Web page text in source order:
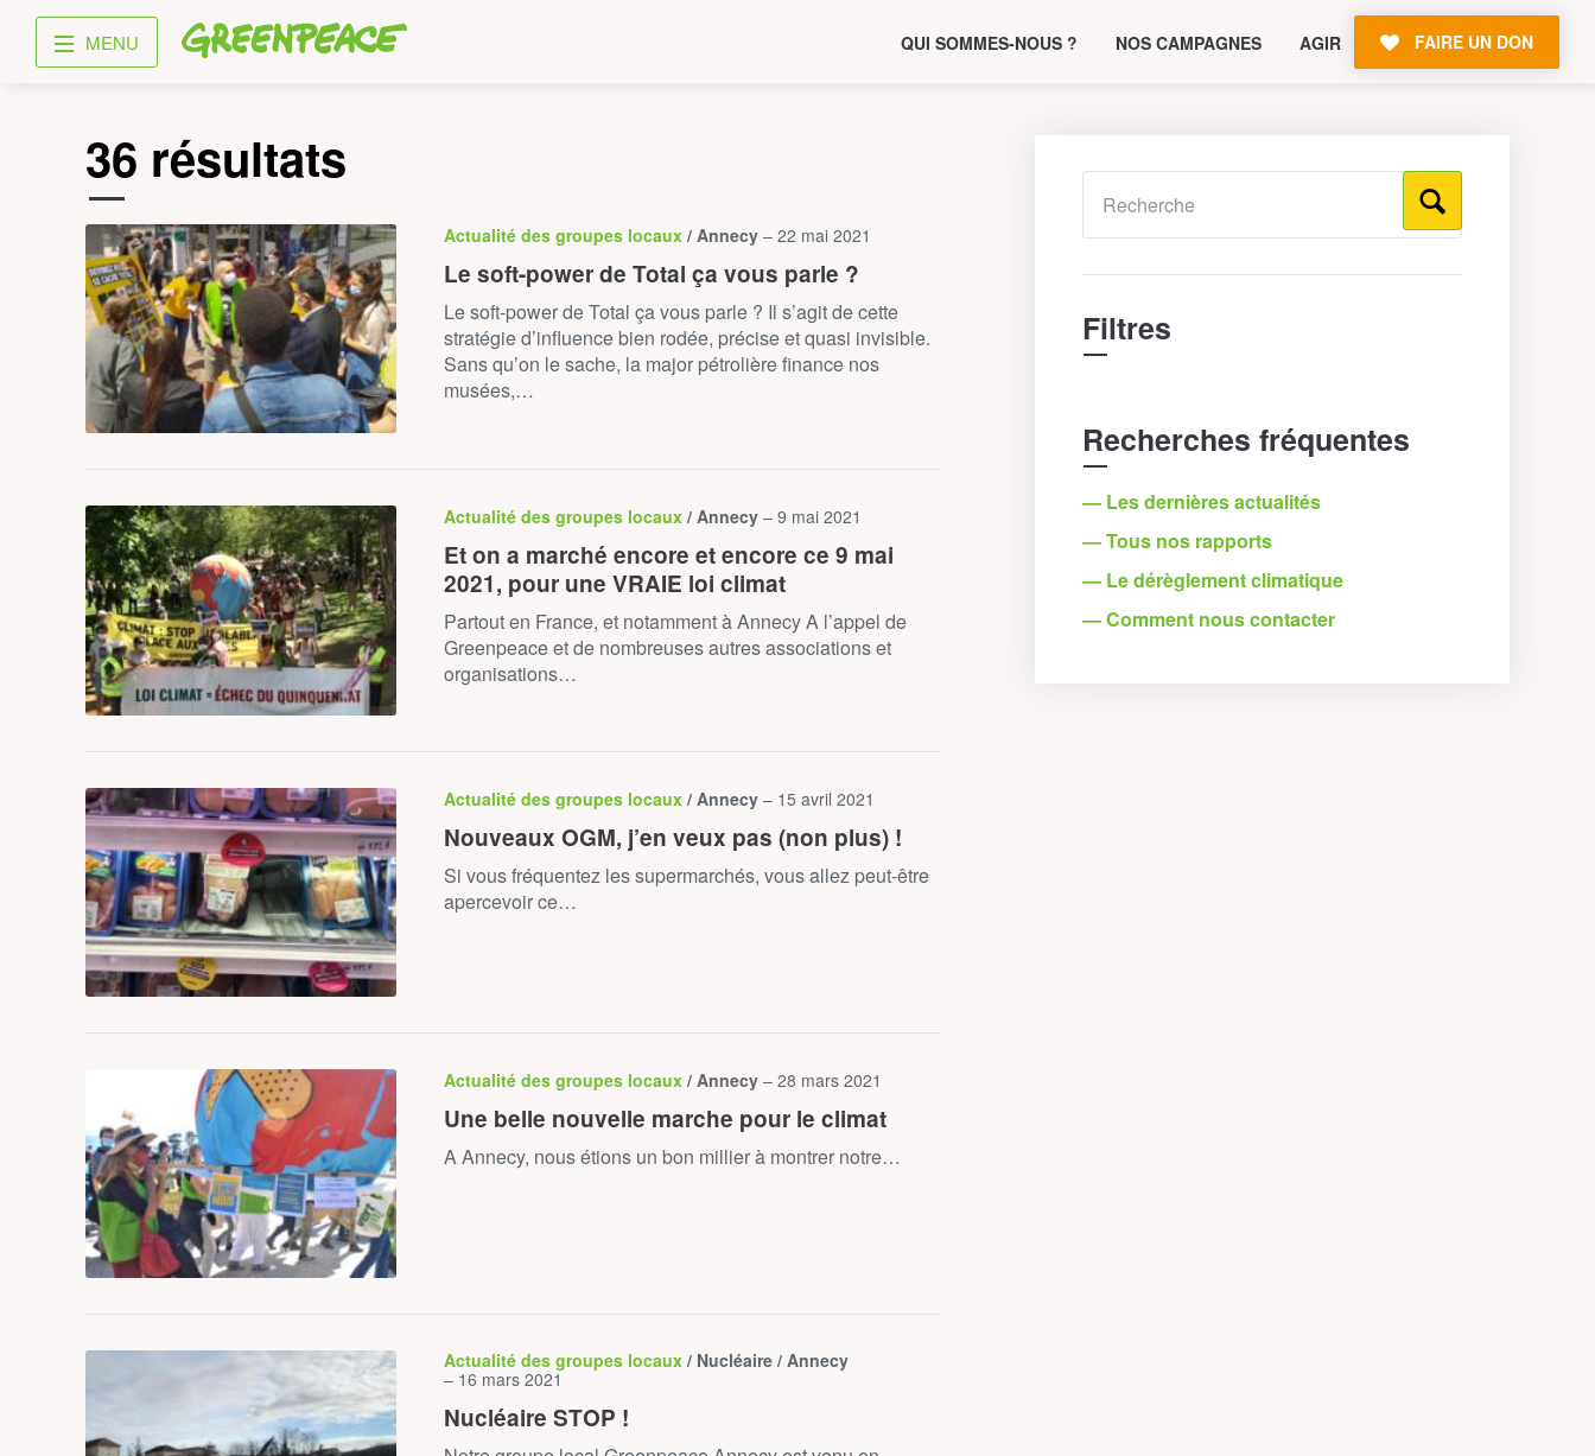
Greenpeace
MENU QUI SOMMES-NOUS ? NOS CAMPAGNES AGIR FAIRE UN DON
Filtres
Recherches fréquentes
— Les dernières actualités
— Tous nos rapports
— Le dérèglement climatique
— Comment nous contacter
36 résultats
Actualité des groupes locaux / Annecy – 22 mai 2021
Le soft-power de Total ça vous parle ?
Le soft-power de Total ça vous parle ? Il s’agit de cette
stratégie d’influence bien rodée, précise et quasi invisible.
Sans qu’on le sache, la major pétrolière finance nos
musées,…
Actualité des groupes locaux / Annecy – 9 mai 2021
Et on a marché encore et encore ce 9 mai
2021, pour une VRAIE loi climat
Partout en France, et notamment à Annecy A l’appel de
Greenpeace et de nombreuses autres associations et
organisations…
Actualité des groupes locaux / Annecy – 15 avril 2021
Nouveaux OGM, j’en veux pas (non plus) !
Si vous fréquentez les supermarchés, vous allez peut-être
apercevoir ce…
Actualité des groupes locaux / Annecy – 28 mars 2021
Une belle nouvelle marche pour le climat
A Annecy, nous étions un bon millier à montrer notre…
Actualité des groupes locaux / Nucléaire / Annecy
– 16 mars 2021
Nucléaire STOP !